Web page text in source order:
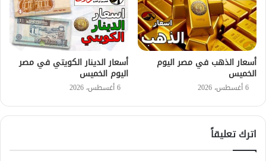
أسعار الذهب في مصر اليوم
الخميس
6 أغسطس، 2026
أسعار الدينار الكويتي في مصر
اليوم الخميس
6 أغسطس، 2026
اترك تعليقاً